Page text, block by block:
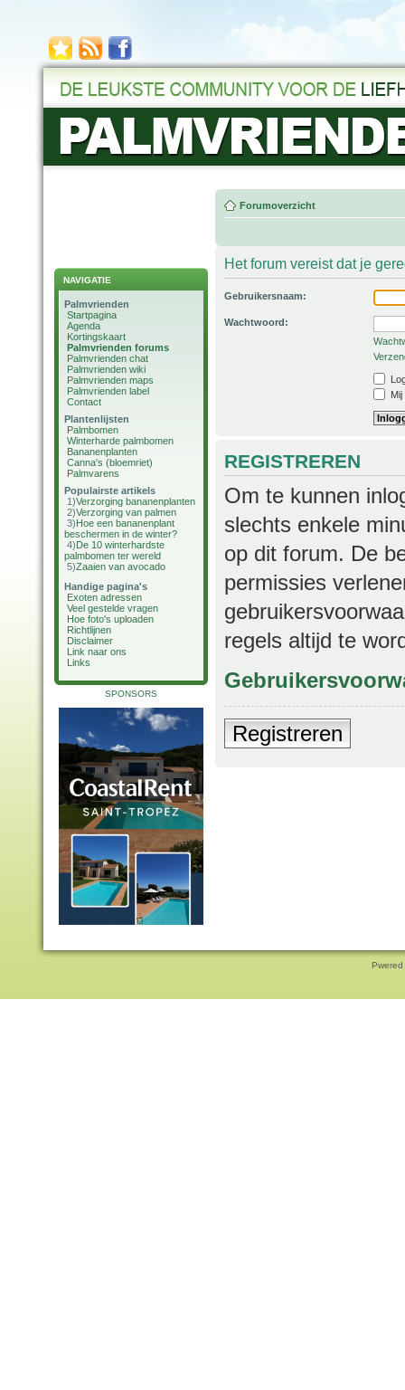
NAVIGATIE
Palmvrienden
Startpagina
Agenda
Kortingskaart
Palmvrienden forums
Palmvrienden chat
Palmvrienden wiki
Palmvrienden maps
Palmvrienden label
Contact
Plantenlijsten
Palmbomen
Winterharde palmbomen
Bananenplanten
Canna's (bloemriet)
Palmvarens
Populairste artikels
1)Verzorging bananenplanten
2)Verzorging van palmen
3)Hoe een bananenplant
beschermen in de winter?
4)De 10 winterhardste
palmbomen ter wereld
5)Zaaien van avocado
Handige pagina's
Exoten adressen
Veel gestelde vragen
Hoe foto's uploaden
Richtlijnen
Disclaimer
Link naar ons
Links
SPONSORS
Forumoverzicht
Het forum vereist dat je
Gebruikersnaam:
Wachtwoord:
REGISTREREN
Om te kunnen
slechts enkele
op dit forum. De
permissies
regels altijd te
Registreren